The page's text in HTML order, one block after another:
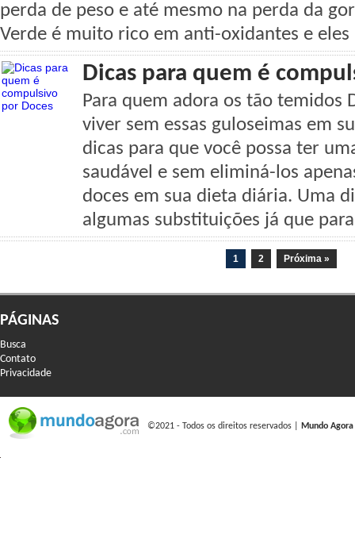
perda de peso e até mesmo na perda da
Verde é muito rico em anti-oxidantes e
Dicas para quem é
Para quem adora os tão temidos
viver sem essas guloseimas em
dicas para que você possa ter
saudável e sem eliminá-los
doces em sua dieta diária. Uma
algumas substituições já que
1 2 Próxima »
PÁGINAS
Busca
Contato
Privacidade
©2021 - Todos os direitos reservados | Mundo Agora